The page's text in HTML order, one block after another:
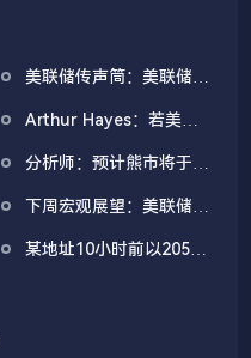
美联储传声筒：美联储纪
间表，反映其对通胀路径
信心减弱
Arthur Hayes：若美联
HYPE，HYPE或于7月前
涨至150美元
分析师：预计熊市将于
续至2026年年底
下周宏观展望：美联储纪
法院或就特朗普关税案发
某地址10小时前以2055